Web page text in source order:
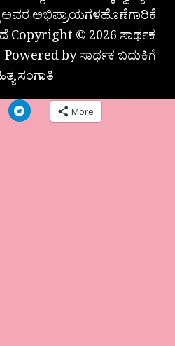
ಅವರ ಅಭಿಪ್ರಾಯಗಳಹೊಣೆಗಾರಿಕೆ
Copyright © 2026 ಸಾರ್ಥಕ
Powered by ಸಾರ್ಥಕ ಬದುಕಿಗೆ
ಸಂಗಾತಿ
More